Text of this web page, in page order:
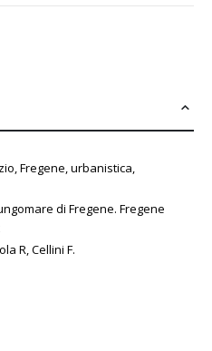
Fregene, urbanistica,
di Fregene. Fregene
R, Cellini F.